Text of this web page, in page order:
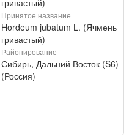
Принятое название
Hordeum jubatum L. (Ячмень
гривастый)
Районирование
Сибирь, Дальний Восток (S6)
(Россия)